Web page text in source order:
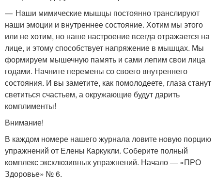
— Наши мимические мышцы постоянно транслируют
наши эмоции и внутреннее состояние. Хотим мы этого
или не хотим, но наше настроение всегда отражается на
лице, и этому способствует напряжение в мышцах. Мы
формируем мышечную память и сами лепим свои лица
годами. Начните перемены со своего внутреннего
состояния. И вы заметите, как помолодеете, глаза станут
светиться счастьем, а окружающие будут дарить
комплименты!
Внимание!
В каждом номере нашего журнала ловите новую порцию
упражнений от Елены Каркукли. Соберите полный
комплекс эксклюзивных упражнений. Начало — «ПРО
Здоровье» № 6.